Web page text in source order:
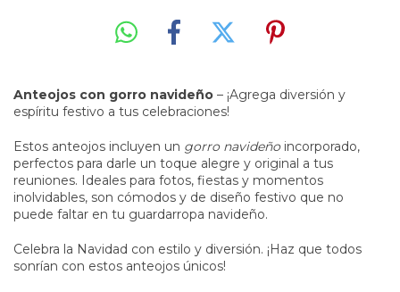
Anteojos con gorro navideño – ¡Agrega diversión y
espíritu festivo a tus celebraciones!
Estos anteojos incluyen un gorro navideñoincorporado,
perfectos para darle un toque alegre y original a tus
reuniones. Ideales para fotos, fiestas y momentos
inolvidables, son cómodos y de diseño festivo que no
puede faltar en tu guardarropa navideño.
Celebra la Navidad con estilo y diversión. ¡Haz que todos
sonrían con estos anteojos únicos!